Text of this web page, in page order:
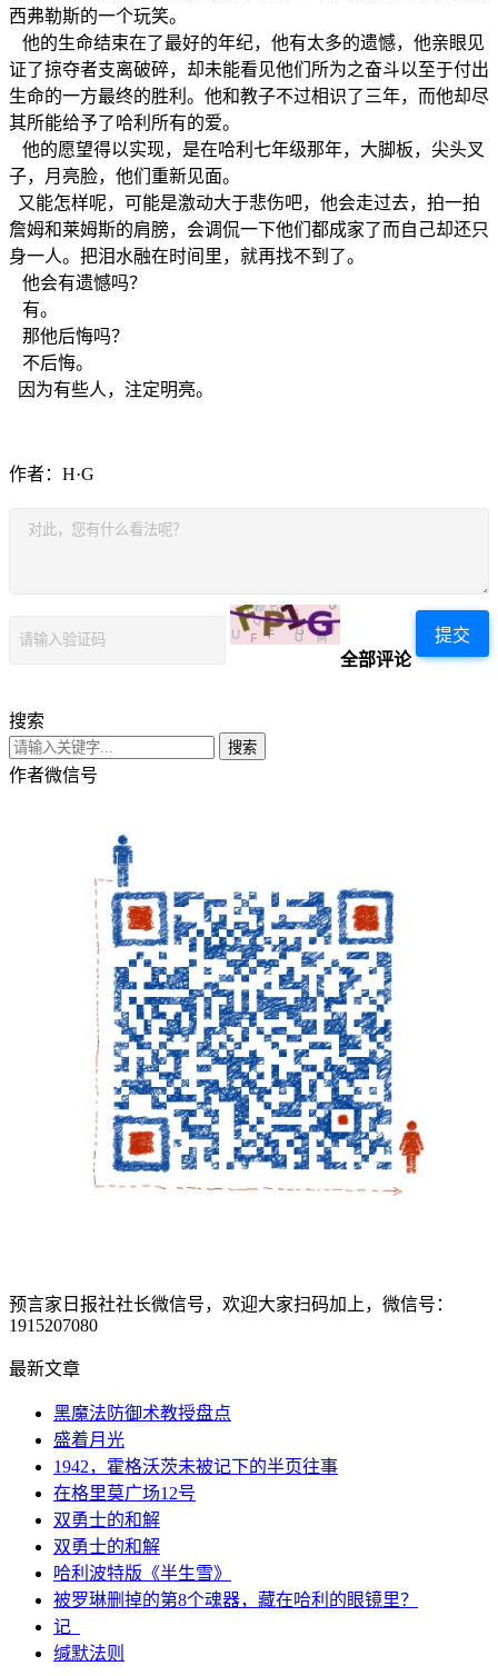
西弗勒斯的一个玩笑。
他的生命结束在了最好的年纪，他有太多的遗憾，他亲眼见
证了掠夺者支离破碎，却未能看见他们所为之奋斗以至于付出
生命的一方最终的胜利。他和教子不过相识了三年，而他却尽
其所能给予了哈利所有的爱。
他的愿望得以实现，是在哈利七年级那年，大脚板，尖头叉
子，月亮脸，他们重新见面。
又能怎样呢，可能是激动大于悲伤吧，他会走过去，拍一拍
詹姆和莱姆斯的肩膀，会调侃一下他们都成家了而自己却还只
身一人。把泪水融在时间里，就再找不到了。
他会有遗憾吗？
有。
那他后悔吗？
不后悔。
因为有些人，注定明亮。
作者：H·G
提交
全部评论
搜索
搜索
作者微信号
预言家日报社社长微信号，欢迎大家扫码加上，微信号：
1915207080
最新文章
黑魔法防御术教授盘点
盛着月光
1942，霍格沃茨未被记下的半页往事
在格里莫广场12号
双勇士的和解
双勇士的和解
哈利波特版《半生雪》
被罗琳删掉的第8个魂器，藏在哈利的眼镜里？
记_
缄默法则